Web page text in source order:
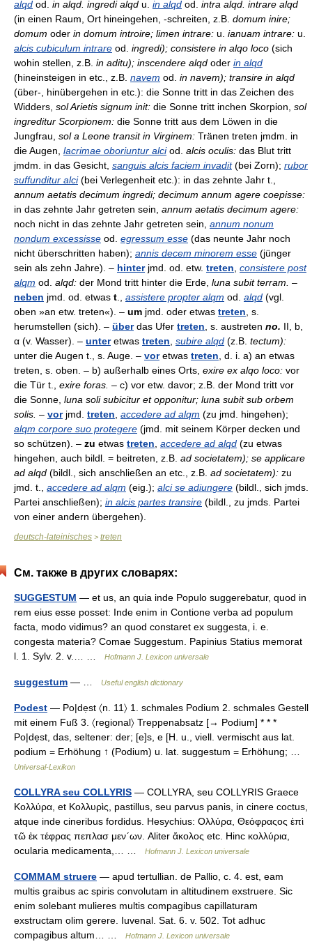
alqd od. in alqd. ingredi alqd u. in alqd od. intra alqd. intrare alqd
(in einen Raum, Ort hineingehen, -schreiten, z.B. domum inire;
domum oder in domum introire; limen intrare: u. ianuam intrare: u.
alcis cubiculum intrare od. ingredi); consistere in alqo loco (sich
wohin stellen, z.B. in aditu); inscendere alqd oder in alqd
(hineinsteigen in etc., z.B. navem od. in navem); transire in alqd
(über-, hinübergehen in etc.): die Sonne tritt in das Zeichen des
Widders, sol Arietis signum init: die Sonne tritt inchen Skorpion, sol
ingreditur Scorpionem: die Sonne tritt aus dem Löwen in die
Jungfrau, sol a Leone transit in Virginem: Tränen treten jmdm. in
die Augen, lacrimae oboriuntur alciod. alcis oculis: das Blut tritt
jmdm. in das Gesicht, sanguis alcis faciem invadit(bei Zorn); rubor
suffunditur alci(bei Verlegenheit etc.): in das zehnte Jahr t.,
annum aetatis decimum ingredi; decimum annum agere coepisse:
in das zehnte Jahr getreten sein, annum aetatis decimum agere:
noch nicht in das zehnte Jahr getreten sein, annum nonum
nondum excessisse od. egressum esse (das neunte Jahr noch
nicht überschritten haben); annis decem minorem esse (jünger
sein als zehn Jahre). – hinterjmd. od. etw. treten consistere post
alqm od. alqd: der Mond tritt hinter die Erde, luna subit terram. –
neben jmd. od. etwas t assistere propter alqm od. alqd (vgl.
oben »an etw. treten«). – um jmd. oder etwas treten , s.
herumstellen (sich). – überdas Ufer treten , s. austreten no. II, b,
α (v. Wasser). – unteretwas treten subire alqd (z.B. tectum):
unter die Augen t., s. Auge. – voretwas treten , d. i. a) an etwas
treten, s. oben. – b) außerhalb eines Orts, exire ex alqo loco: vor
die Tür t., exire foras. – c) vor etw. davor; z.B. der Mond tritt vor
die Sonne, luna soli subicitur et opponitur; luna subit sub orbem
solis. – vorjmd. treten accedere ad alqm (zu jmd. hingehen);
alqm corpore suo protegere (jmd. mit seinem Körper decken und
so schützen). – zu etwas treten accedere ad alqd (zu etwas
hingehen, auch bildl. = beitreten, z.B. ad societatem); se applicare
ad alqd (bildl., sich anschließen an etc., z.B. ad societatem): zu
jmd. t., accedere ad alqm (eig.); alci se adiungere (bildl., sich jmds.
Partei anschließen); in alcis partes transire (bildl., zu jmds. Partei
von einer andern übergehen).
deutsch-lateinisches > treten
См. также в других словарях:
SUGGESTUM — et us, an quia inde Populo suggerebatur, quod in
rem eius esse posset: Inde enim in Contione verba ad populum
facta, modo vidimus? an quod constaret ex suggesta, i. e.
congesta materia? Comae Suggestum. Papinius Statius memorat
l. 1. Sylv. 2. v.… …
Hofmann J. Lexicon universale
suggestum — … Useful english dictionary
Podest — Po|dẹst 〈n. 11〉 1. schmales Podium 2. schmales Gestell
mit einem Fuß 3. 〈regional〉 Treppenabsatz [→ Podium] * * *
Po|dẹst, das, seltener: der; [e]s, e [H. u., viell. vermischt aus lat.
podium = Erhöhung ↑ (Podium) u. lat. suggestum = Erhöhung; …
Universal-Lexikon
COLLYRA seu COLLYRIS — COLLYRA, seu COLLYRIS Graece
Κολλύρα, et Κολλυρὶς, pastillus, seu parvus panis, in cinere coctus,
atque inde cineribus fordidus. Hesychius: Ολλύρα, Θεόφραςος ἐπὶ
τῶ ἐκ τέφρας πεπλασ μεν´ων. Aliter ἄκολος etc. Hinc κολλύρια,
ocularia medicamenta,… …
Hofmann J. Lexicon universale
COMMAM struere — apud tertullian. de Pallio, c. 4. est, eam
multis graibus ac spiris convolutam in altitudinem exstruere. Sic
enim solebant mulieres multis compagibus capillaturam
exstructam olim gerere. Iuvenal. Sat. 6. v. 502. Tot adhuc
compagibus altum… …
Hofmann J. Lexicon universale